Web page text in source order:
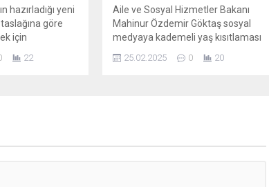
hazırladığı yeni
göre
için
eksiltenlere 5
para
22
Aile ve Sosyal Hizmetler Bakanı
Mahinur Özdemir Göktaş sosyal
medyaya kademeli yaş kısıtlaması
düzenlemesi için sona aşamaya
geldiklerini duyurdu.
25.02.2025 0 20